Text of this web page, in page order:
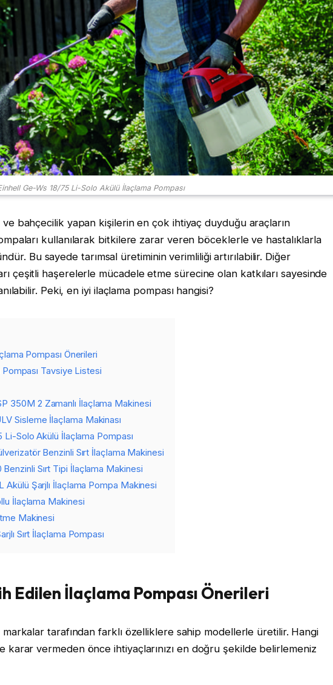
Ge-Ws 18/75 Li-Solo Akülü İlaçlama Pompası
ve bahçecilik yapan kişilerin en çok ihtiyaç duyduğu araçların
kullanılarak bitkilere zarar veren böceklerle ve hastalıklarla
Bu sayede tarımsal üretiminin verimliliği artırılabilir. Diğer
çeşitli haşerelerle mücadele etme sürecine olan katkıları sayesinde
Peki, en iyi ilaçlama pompası hangisi?
Pompası Önerileri
Pompası Tavsiye Listesi
350M 2 Zamanlı İlaçlama Makinesi
Sisleme İlaçlama Makinası
Li-Solo Akülü İlaçlama Pompası
Benzinli Sırt İlaçlama Makinesi
Sırt Tipi İlaçlama Makinesi
Akülü Şarjlı İlaçlama Pompa Makinesi
İlaçlama Makinesi
Makinesi
Sırt İlaçlama Pompası
Edilen İlaçlama Pompası Önerileri
markalar tarafından farklı özelliklere sahip modellerle üretilir. Hangi
karar vermeden önce ihtiyaçlarınızı en doğru şekilde belirlemeniz